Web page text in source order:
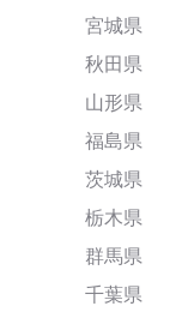
宮城県
秋田県
山形県
福島県
茨城県
栃木県
群馬県
千葉県